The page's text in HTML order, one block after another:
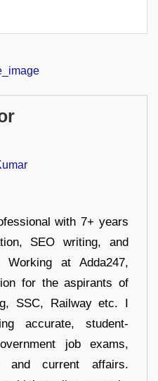
with 7+ years
SEO writing, and
Working at Adda247,
for the aspirants of
SSC, Railway etc. I
accurate, student-
job exams,
and current affairs.